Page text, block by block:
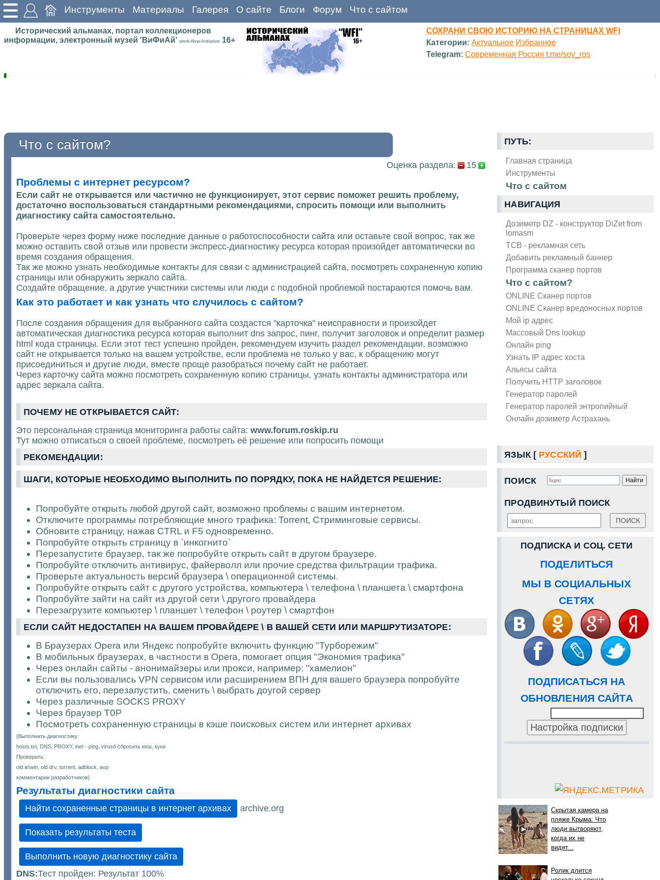
Инструменты Материалы Галерея О сайте Блоги Форум Что с сайтом
Исторический альманах, портал коллекционеров
информации, электронный музей 'ВиФиАй' work-flow-Initiative 16+
СОХРАНИ СВОЮ ИСТОРИЮ НА СТРАНИЦАХ WFI
Категории: Актуальное Избранное
Telegram: Современная Россия t.me/sov_ros
ПУТЬ:
Главная страница
Инструменты
Что с сайтом
НАВИГАЦИЯ
Дозиметр DZ - конструктор DiZet from
lomasm
TCB - рекламная сеть
Добавить рекламный баннер
Программа сканер портов
Что с сайтом?
ONLINE Сканер портов
ONLINE Сканер вредоносных портов
Мой ip адрес
Массовый Dns lookup
Онлайн ping
Узнать IP адрес хоста
Альясы сайта
Получить HTTP заголовок
Генератор паролей
Генератор паролей энтропийный
Онлайн дозиметр Астрахань
ЯЗЫК [ РУССКИЙ ]
ПОИСК
ПРОДВИНУТЫЙ ПОИСК
ПОДПИСКА И СОЦ. СЕТИ
ПОДЕЛИТЬСЯ
МЫ В СОЦИАЛЬНЫХ
СЕТЯХ
ПОДПИСАТЬСЯ НА
ОБНОВЛЕНИЯ САЙТА
Скрытая камера на
пляже Крыма: Что
люди вытворяют,
когда их не
видят...
Ролик длится
Что с сайтом?
Оценка раздела: 15
Проблемы с интернет ресурсом?
Если сайт не открывается или частично не функционирует, этот сервис поможет решить проблему,
достаточно воспользоваться стандартными рекомендациями, спросить помощи или выполнить
диагностику сайта самостоятельно.
Проверьте через форму ниже последние данные о работоспособности сайта или оставьте свой вопрос, так же
можно оставить свой отзыв или провести экспресс-диагностику ресурса которая произойдет автоматически во
время создания обращения.
Так же можно узнать необходимые контакты для связи с администрацией сайта, посмотреть сохраненную копию
страницы или обнаружить зеркало сайта.
Создайте обращение, а другие участники системы или люди с подобной проблемой постараются помочь вам.
Как это работает и как узнать что случилось с сайтом?
После создания обращения для выбранного сайта создастся "карточка" неисправности и произойдет
автоматическая диагностика ресурса которая выполнит dns запрос, пинг, получит заголовок и определит размер
html кода страницы. Если этот тест успешно пройден, рекомендуем изучить раздел рекомендации, возможно
сайт не открывается только на вашем устройстве, если проблема не только у вас, к обращению могут
присоединиться и другие люди, вместе проще разобраться почему сайт не работает.
Через карточку сайта можно посмотреть сохраненную копию страницы, узнать контакты администратора или
адрес зеркала сайта.
ПОЧЕМУ НЕ ОТКРЫВАЕТСЯ САЙТ:
Это персональная страница мониторинга работы сайта: www.forum.roskip.ru
Тут можно отписаться о своей проблеме, посмотреть её решение или попросить помощи
РЕКОМЕНДАЦИИ:
ШАГИ, КОТОРЫЕ НЕОБХОДИМО ВЫПОЛНИТЬ ПО ПОРЯДКУ, ПОКА НЕ НАЙДЕТСЯ РЕШЕНИЕ:
Попробуйте открыть любой другой сайт, возможно проблемы с вашим интернетом.
Отключите программы потребляющие много трафика: Torrent, Стриминговые сервисы.
Обновите страницу, нажав CTRL и F5 одновременно.
Попробуйте открыть страницу в `инкогнито`
Перезапустите браузер, так же попробуйте открыть сайт в другом браузере.
Попробуйте отключить антивирус, файерволл или прочие средства фильтрации трафика.
Проверьте актуальность версий браузера \ операционной системы.
Попробуйте открыть сайт с другого устройства, компьютера \ телефона \ планшета \ смартфона
Попробуйте зайти на сайт из другой сети \ другого провайдера
Перезагрузите компьютер \ планшет \ телефон \ роутер \ смартфон
ЕСЛИ САЙТ НЕДОСТАПЕН НА ВАШЕМ ПРОВАЙДЕРЕ \ В ВАШЕЙ СЕТИ ИЛИ МАРШРУТИЗАТОРЕ:
В Браузерах Opera или Яндекс попробуйте включить функцию "Турборежим"
В мобильных браузерах, в частности в Opera, помогает опция "Экономия трафика"
Через онлайн сайты - анонимайзеры или прокси, например: "хамелион"
Если вы пользовались VPN сервисом или расширением ВПН для вашего браузера попробуйте
отключить его, перезапустить, сменить \ выбрать доугой сервер
Через различные SOCKS PROXY
Через браузер Т0Р
Посмотреть сохраненную страницы в кэше поисковых систем или интернет архивах
{Выполнить диагностику:
hosts.txt, DNS, PROXY, inet - ping, virusб сбросить кеш, куки
Проверить:
old ie\win, old drv, torrent, adblock, avp
комментарии разработчиков}
Результаты диагностики сайта
archive.org
DNS:Тест пройден: Результат 100%